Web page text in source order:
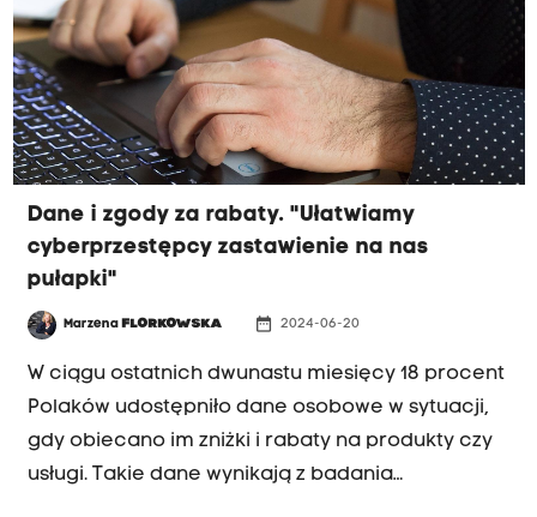
Dane i zgody za rabaty. "Ułatwiamy
cyberprzestępcy zastawienie na nas
pułapki"
Marzena FLORKOWSKA date_range 2024-06-20
W ciągu ostatnich dwunastu miesięcy 18 procent
Polaków udostępniło dane osobowe w sytuacji,
gdy obiecano im zniżki i rabaty na produkty czy
usługi. Takie dane wynikają z badania